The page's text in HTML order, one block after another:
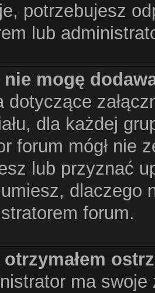
potrzebujesz
lub
mogę
dotyczące
dla każdej
forum mógł nie
lub przyznać
dlaczego
forum.
ma swoje